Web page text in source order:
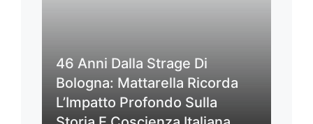
46 Anni Dalla Strage Di
Bologna: Mattarella Ricorda
L’Impatto Profondo Sulla